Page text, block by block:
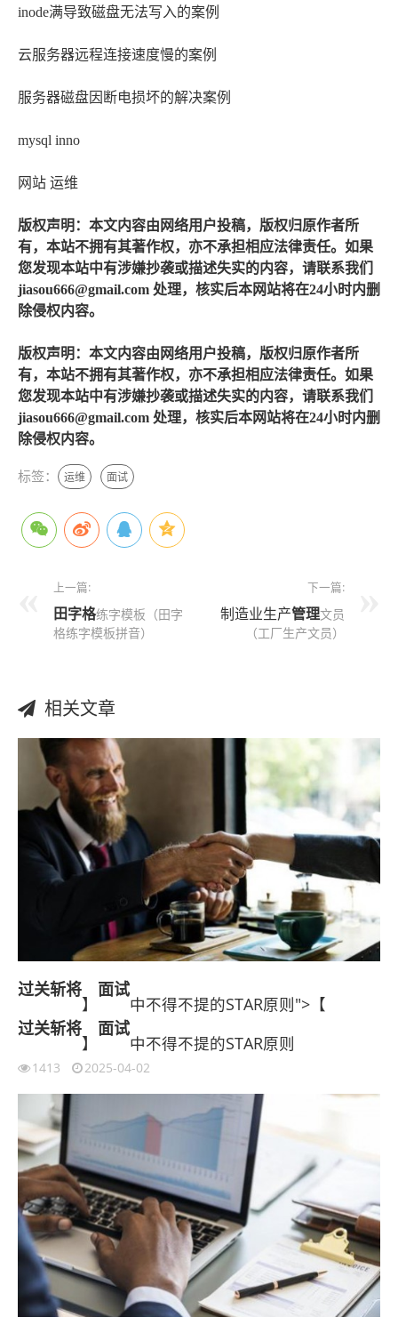
inode满导致磁盘无法写入的案例
云服务器远程连接速度慢的案例
服务器磁盘因断电损坏的解决案例
mysql inno
网站 运维
版权声明：本文内容由网络用户投稿，版权归原作者所
有，本站不拥有其著作权，亦不承担相应法律责任。如果
您发现本站中有涉嫌抄袭或描述失实的内容，请联系我们
jiasou666@gmail.com 处理，核实后本网站将在24小时内删
除侵权内容。
版权声明：本文内容由网络用户投稿，版权归原作者所
有，本站不拥有其著作权，亦不承担相应法律责任。如果
您发现本站中有涉嫌抄袭或描述失实的内容，请联系我们
jiasou666@gmail.com 处理，核实后本网站将在24小时内删
除侵权内容。
标签： 运维 面试
上一篇:
田字格练字模板（田字
格练字模板拼音）
下一篇:
制造业生产管理文员
（工厂生产文员）
相关文章
过关斩将
】
面试
中不得不提的STAR原则">【
过关斩将
】
面试
中不得不提的STAR原则
1413 2025-04-02